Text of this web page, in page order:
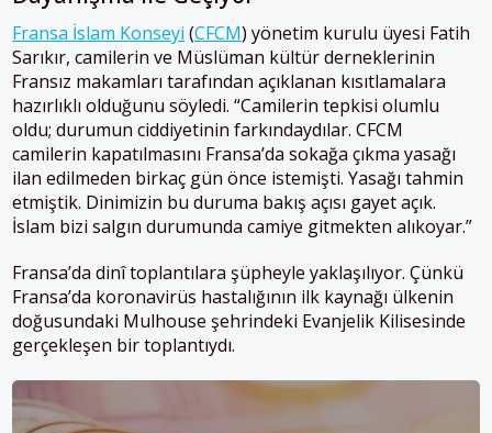
Fransa İslam Konseyi (CFCM) yönetim kurulu üyesi Fatih
Sarıkır, camilerin ve Müslüman kültür derneklerinin
Fransız makamları tarafından açıklanan kısıtlamalara
hazırlıklı olduğunu söyledi. “Camilerin tepkisi olumlu
oldu; durumun ciddiyetinin farkındaydılar. CFCM
camilerin kapatılmasını Fransa’da sokağa çıkma yasağı
ilan edilmeden birkaç gün önce istemişti. Yasağı tahmin
etmiştik. Dinimizin bu duruma bakış açısı gayet açık.
İslam bizi salgın durumunda camiye gitmekten alıkoyar.”
Fransa’da dinî toplantılara şüpheyle yaklaşılıyor. Çünkü
Fransa’da koronavirüs hastalığının ilk kaynağı ülkenin
doğusundaki Mulhouse şehrindeki Evanjelik Kilisesinde
gerçekleşen bir toplantıydı.